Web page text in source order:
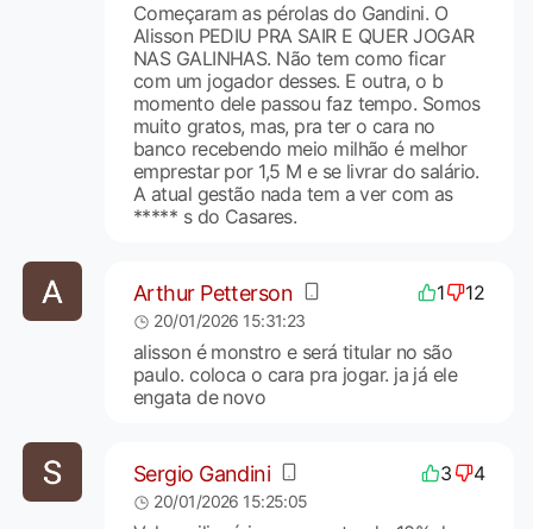
Começaram as pérolas do Gandini. O
Alisson PEDIU PRA SAIR E QUER JOGAR
NAS GALINHAS. Não tem como ficar
com um jogador desses. E outra, o b
momento dele passou faz tempo. Somos
muito gratos, mas, pra ter o cara no
banco recebendo meio milhão é melhor
emprestar por 1,5 M e se livrar do salário.
A atual gestão nada tem a ver com as
***** s do Casares.
Arthur Petterson 1 12
20/01/2026 15:31:23
alisson é monstro e será titular no são
paulo. coloca o cara pra jogar. ja já ele
engata de novo
Sergio Gandini 3 4
20/01/2026 15:25:05